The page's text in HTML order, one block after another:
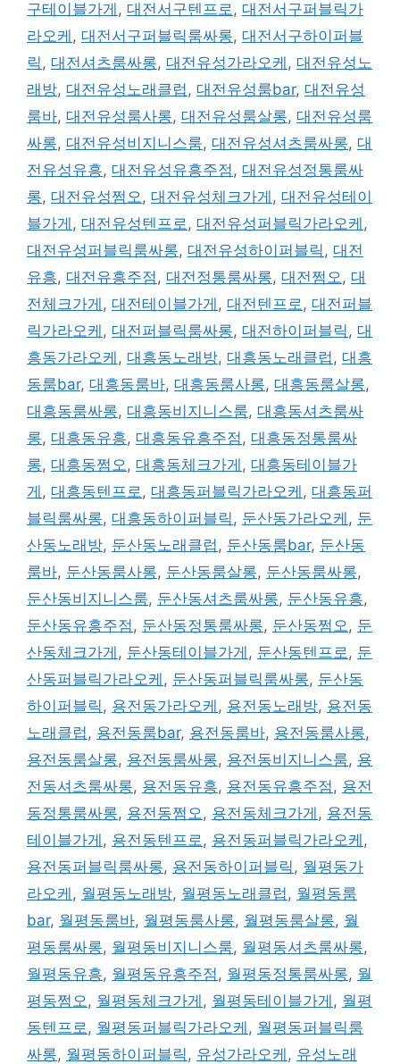
구테이블가게 , 대전서구텐프로, 대전서구퍼블릭가
라오케 , 대전서구퍼블릭룸싸롱, 대전서구하이퍼블
릭, 대전셔츠룸싸롱, 대전유성가라오케 , 대전유성노
래방, 대전유성노래클럽, 대전유성룸bar, 대전유성
룸바, 대전유성룸사롱, 대전유성룸살롱, 대전유성룸
싸롱, 대전유성비지니스룸, 대전유성셔츠룸싸롱, 대
전유성유흥, 대전유성유흥주점, 대전유성정통룸싸
롱, 대전유성쩜오, 대전유성체크가게 , 대전유성테이
블가게 , 대전유성텐프로, 대전유성퍼블릭가라오케 ,
대전유성퍼블릭룸싸롱, 대전유성하이퍼블릭, 대전
유흥, 대전유흥주점, 대전정통룸싸롱, 대전쩜오, 대
전체크가게 , 대전테이블가게 , 대전텐프로, 대전퍼블
릭가라오케 , 대전퍼블릭룸싸롱, 대전하이퍼블릭, 대
흥동가라오케 , 대흥동노래방, 대흥동노래클럽, 대흥
동룸bar, 대흥동룸바, 대흥동룸사롱, 대흥동룸살롱,
대흥동룸싸롱, 대흥동비지니스룸, 대흥동셔츠룸싸
롱, 대흥동유흥, 대흥동유흥주점, 대흥동정통룸싸
롱, 대흥동쩜오, 대흥동체크가게 , 대흥동테이블가
게 , 대흥동텐프로, 대흥동퍼블릭가라오케 , 대흥동퍼
블릭룸싸롱, 대흥동하이퍼블릭, 둔산동가라오케 , 둔
산동노래방, 둔산동노래클럽, 둔산동룸bar, 둔산동
룸바, 둔산동룸사롱, 둔산동룸살롱, 둔산동룸싸롱,
둔산동비지니스룸, 둔산동셔츠룸싸롱, 둔산동유흥,
둔산동유흥주점, 둔산동정통룸싸롱, 둔산동쩜오, 둔
산동체크가게 , 둔산동테이블가게 , 둔산동텐프로, 둔
산동퍼블릭가라오케 , 둔산동퍼블릭룸싸롱, 둔산동
하이퍼블릭, 용전동가라오케 , 용전동노래방, 용전동
노래클럽, 용전동룸bar, 용전동룸바, 용전동룸사롱,
용전동룸살롱, 용전동룸싸롱, 용전동비지니스룸, 용
전동셔츠룸싸롱, 용전동유흥, 용전동유흥주점, 용전
동정통룸싸롱, 용전동쩜오, 용전동체크가게 , 용전동
테이블가게 , 용전동텐프로, 용전동퍼블릭가라오케 ,
용전동퍼블릭룸싸롱, 용전동하이퍼블릭, 월평동가
라오케 , 월평동노래방, 월평동노래클럽, 월평동룸
bar, 월평동룸바, 월평동룸사롱, 월평동룸살롱, 월
평동룸싸롱, 월평동비지니스룸, 월평동셔츠룸싸롱,
월평동유흥, 월평동유흥주점, 월평동정통룸싸롱, 월
평동쩜오, 월평동체크가게 , 월평동테이블가게 , 월평
동텐프로, 월평동퍼블릭가라오케 , 월평동퍼블릭룸
싸롱, 월평동하이퍼블릭, 유성가라오케 , 유성노래